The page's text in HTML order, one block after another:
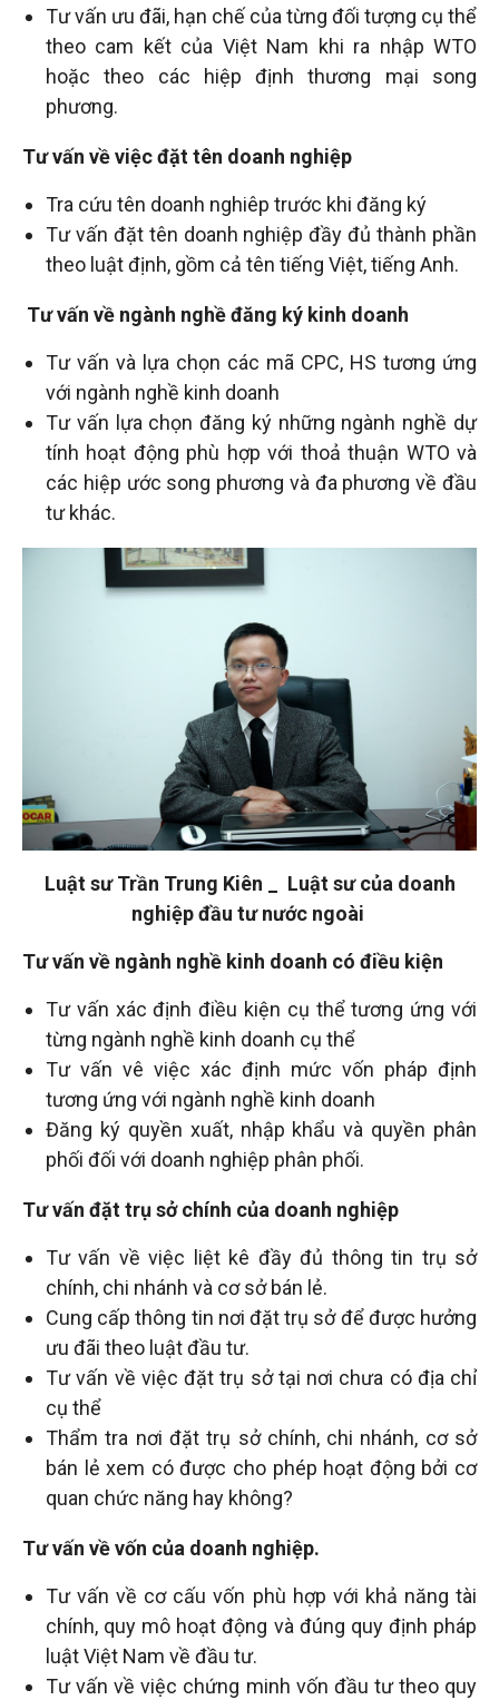
Tư vấn ưu đãi, hạn chế của từng đối tượng cụ thể
theo cam kết của Việt Nam khi ra nhập WTO
hoặc theo các hiệp định thương mại song
phương.
Tư vấn về việc đặt tên doanh nghiệp
Tra cứu tên doanh nghiêp trước khi đăng ký
Tư vấn đặt tên doanh nghiệp đầy đủ thành phần
theo luật định, gồm cả tên tiếng Việt, tiếng Anh.
Tư vấn về ngành nghề đăng ký kinh doanh
Tư vấn và lựa chọn các mã CPC, HS tương ứng
với ngành nghề kinh doanh
Tư vấn lựa chọn đăng ký những ngành nghề dự
tính hoạt động phù hợp với thoả thuận WTO và
các hiệp ước song phương và đa phương về đầu
tư khác.
Luật sư Trần Trung Kiên _ Luật sư của doanh
nghiệp đầu tư nước ngoài
Tư vấn về ngành nghề kinh doanh có điều kiện
Tư vấn xác định điều kiện cụ thể tương ứng với
từng ngành nghề kinh doanh cụ thể
Tư vấn vê việc xác định mức vốn pháp định
tương ứng với ngành nghề kinh doanh
Đăng ký quyền xuất, nhập khẩu và quyền phân
phối đối với doanh nghiệp phân phối.
Tư vấn đặt trụ sở chính của doanh nghiệp
Tư vấn về việc liệt kê đầy đủ thông tin trụ sở
chính, chi nhánh và cơ sở bán lẻ.
Cung cấp thông tin nơi đặt trụ sở để được hưởng
ưu đãi theo luật đầu tư.
Tư vấn về việc đặt trụ sở tại nơi chưa có địa chỉ
cụ thể
Thẩm tra nơi đặt trụ sở chính, chi nhánh, cơ sở
bán lẻ xem có được cho phép hoạt động bởi cơ
quan chức năng hay không?
Tư vấn về vốn của doanh nghiệp.
Tư vấn về cơ cấu vốn phù hợp với khả năng tài
chính, quy mô hoạt động và đúng quy định pháp
luật Việt Nam về đầu tư.
Tư vấn về việc chứng minh vốn đầu tư theo quy